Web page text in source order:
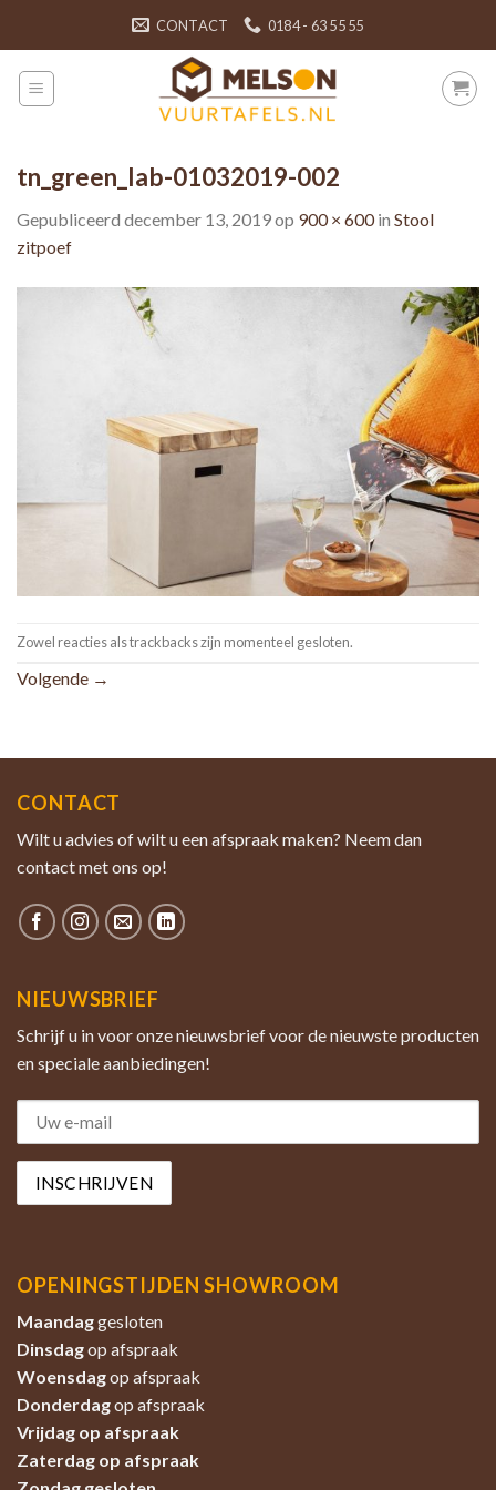
content
CONTACT 0184 - 63 55 55
tn_green_lab-01032019-002
Gepubliceerd december 13, 2019op 900 × 600in Stool
zitpoef
Zowel reacties als trackbacks zijn momenteel gesloten.
Volgende →
CONTACT
Wilt u advies of wilt u een afspraak maken? Neem dan
contact met ons op!
NIEUWSBRIEF
Schrijf u in voor onze nieuwsbrief voor de nieuwste producten
en speciale aanbiedingen!
OPENINGSTIJDEN SHOWROOM
Maandaggesloten
Dinsdagop afspraak
Woensdagop afspraak
Donderdagop afspraak
Vrijdag op afspraak
Zaterdag op afspraak